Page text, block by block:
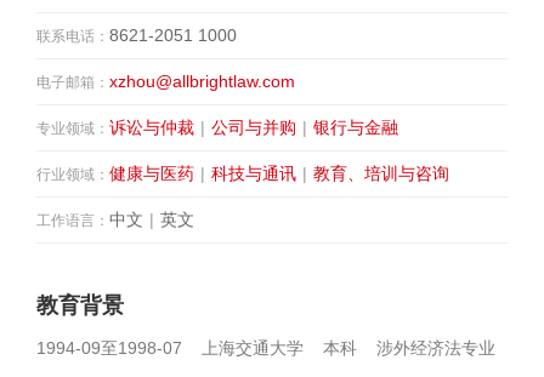
联系电话： 8621-2051 1000
电子邮箱： xzhou@allbrightlaw.com
专业领域： 诉讼与仲裁 | 公司与并购 | 银行与金融
行业领域： 健康与医药 | 科技与通讯 | 教育、培训与咨询
工作语言： 中文 | 英文
教育背景
1994-09至1998-07 上海交通大学 本科 涉外经济法专业